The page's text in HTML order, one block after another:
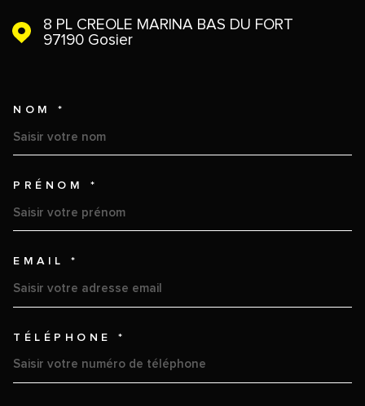
8 PL CREOLE MARINA BAS DU FORT
97190
Gosier
NOM *
PRÉNOM *
EMAIL *
TÉLÉPHONE *